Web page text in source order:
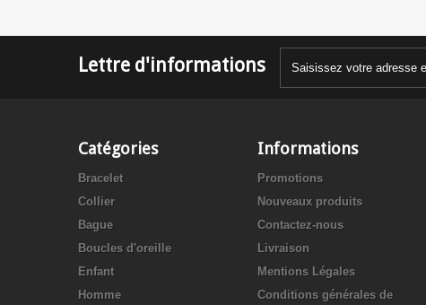
Lettre d'informations
Catégories
Bracelet
Collier
Bague
Boucles d'oreille
Enfant
Homme
Informations
Promotions
Nouveaux produits
Contactez-nous
Livraison
Mentions Légales
Conditions générales de